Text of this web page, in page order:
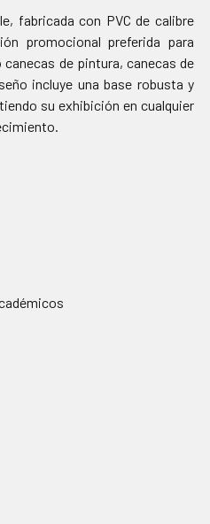
fabricada con PVC de calibre
promocional preferida para
de pintura, canecas de
incluye una base robusta y
su exhibición en cualquier